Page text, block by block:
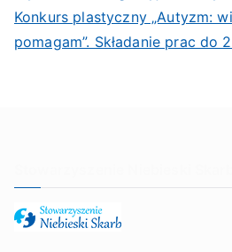
Konkurs plastyczny „Autyzm:
pomagam”. Składanie prac do